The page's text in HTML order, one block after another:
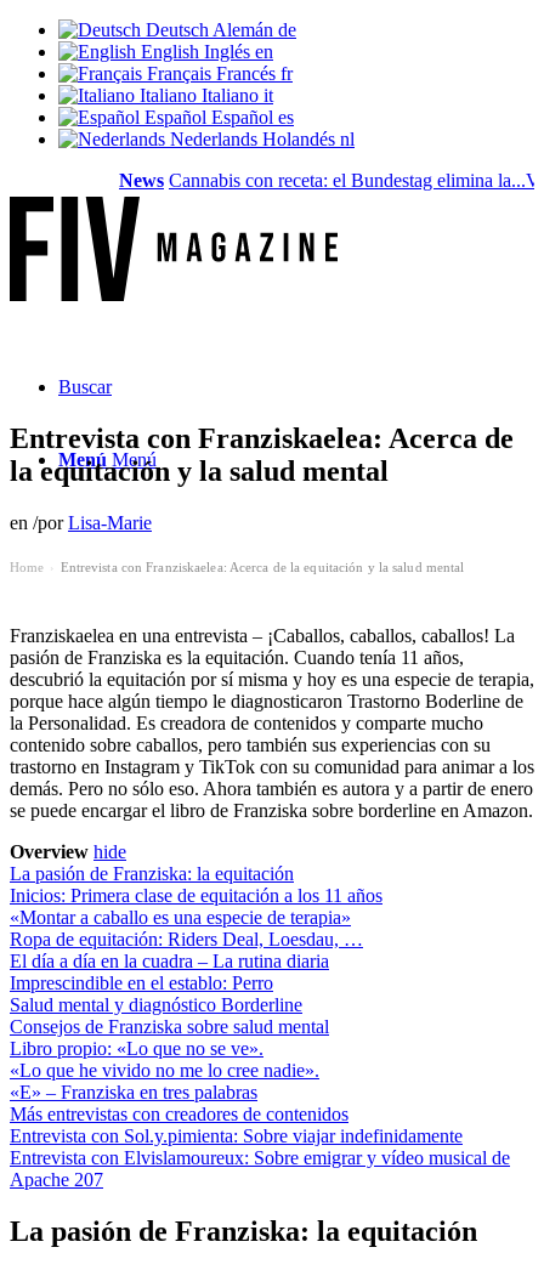
Deutsch Alemán de
English Inglés en
Français Francés fr
Italiano Italiano it
Español Español es
Nederlands Holandés nl
News Cannabis con receta: el Bundestag elimina la...Valor
Buscar
Menú Menú
Entrevista con Franziskaelea: Acerca de
la equitación y la salud mental
en /porLisa-Marie
Home Entrevista con Franziskaelea: Acerca de la equitación y la salud mental
Franziskaelea en una entrevista – ¡Caballos, caballos, caballos! La
pasión de Franziska es la equitación. Cuando tenía 11 años,
descubrió la equitación por sí misma y hoy es una especie de terapia,
porque hace algún tiempo le diagnosticaron Trastorno Boderline de
la Personalidad. Es creadora de contenidos y comparte mucho
contenido sobre caballos, pero también sus experiencias con su
trastorno en Instagram y TikTok con su comunidad para animar a los
demás. Pero no sólo eso. Ahora también es autora y a partir de enero
se puede encargar el libro de Franziska sobre borderline en Amazon.
Overview hide
La pasión de Franziska: la equitación
Inicios: Primera clase de equitación a los 11 años
«Montar a caballo es una especie de terapia»
Ropa de equitación: Riders Deal, Loesdau, …
El día a día en la cuadra – La rutina diaria
Imprescindible en el establo: Perro
Salud mental y diagnóstico Borderline
Consejos de Franziska sobre salud mental
Libro propio: «Lo que no se ve».
«Lo que he vivido no me lo cree nadie».
«E» – Franziska en tres palabras
Más entrevistas con creadores de contenidos
Entrevista con Sol.y.pimienta: Sobre viajar indefinidamente
Entrevista con Elvislamoureux: Sobre emigrar y vídeo musical de
Apache 207
La pasión de Franziska: la equitación